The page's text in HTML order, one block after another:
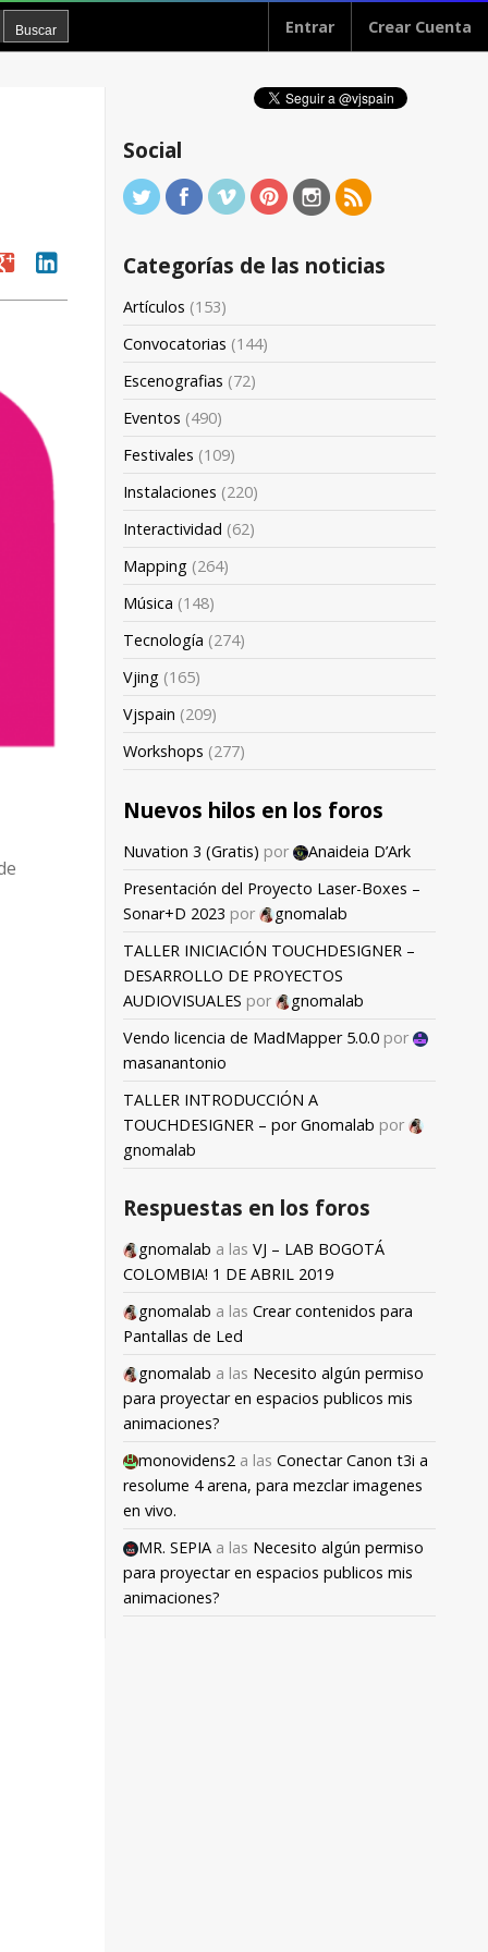
Entrar Crear Cuenta
linkedin
Social
Categorías de las noticias
Artículos (153)
Convocatorias (144)
Escenografias (72)
Eventos (490)
Festivales (109)
Instalaciones (220)
Interactividad (62)
Mapping (264)
Música (148)
Tecnología (274)
Vjing (165)
Vjspain (209)
Workshops (277)
Nuevos hilos en los foros
Nuvation 3 (Gratis) por
Anaideia D’Ark
Presentación del Proyecto Laser-Boxes –
Sonar+D 2023 por
gnomalab
TALLER INICIACIÓN TOUCHDESIGNER –
DESARROLLO DE PROYECTOS
AUDIOVISUALES por
gnomalab
Vendo licencia de MadMapper 5.0.0 por
masanantonio
TALLER INTRODUCCIÓN A
TOUCHDESIGNER – por Gnomalab por
gnomalab
Respuestas en los foros
gnomalab a las VJ – LAB BOGOTÁ
COLOMBIA! 1 DE ABRIL 2019
gnomalab a las Crear contenidos para
Pantallas de Led
gnomalab a las Necesito algún permiso
para proyectar en espacios publicos mis
animaciones?
monovidens2 a las Conectar Canon t3i a
resolume 4 arena, para mezclar imagenes
en vivo.
MR. SEPIA a las Necesito algún permiso
para proyectar en espacios publicos mis
animaciones?